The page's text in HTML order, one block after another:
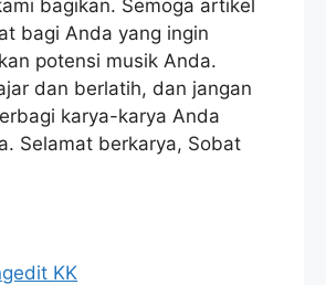
bagikan. Semoga artikel
bagi Anda yang ingin
potensi musik Anda.
dan berlatih, dan jangan
karya-karya Anda
Selamat berkarya, Sobat
KK